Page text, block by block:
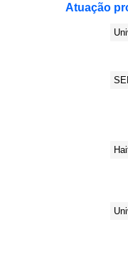
Atuação